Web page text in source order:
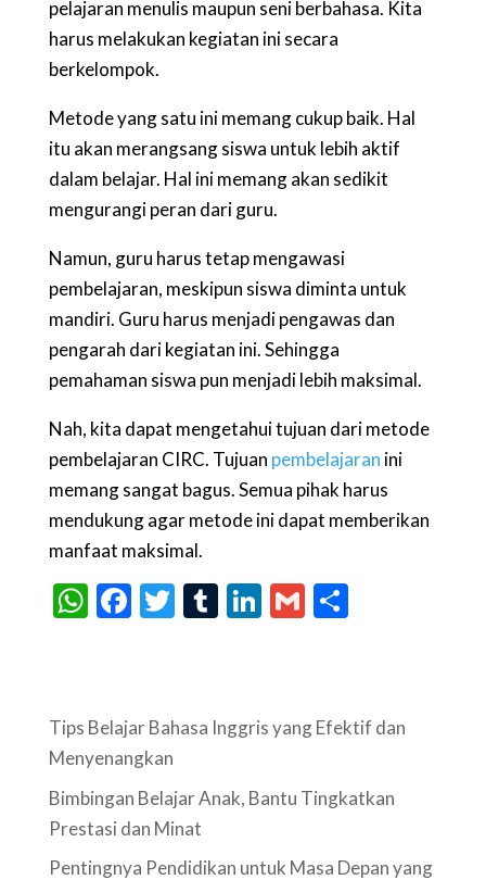
pelajaran menulis maupun seni berbahasa. Kita
harus melakukan kegiatan ini secara
berkelompok.
Metode yang satu ini memang cukup baik. Hal
itu akan merangsang siswa untuk lebih aktif
dalam belajar. Hal ini memang akan sedikit
mengurangi peran dari guru.
Namun, guru harus tetap mengawasi
pembelajaran, meskipun siswa diminta untuk
mandiri. Guru harus menjadi pengawas dan
pengarah dari kegiatan ini. Sehingga
pemahaman siswa pun menjadi lebih maksimal.
Nah, kita dapat mengetahui tujuan dari metode
pembelajaran CIRC. Tujuan pembelajaran ini
memang sangat bagus. Semua pihak harus
mendukung agar metode ini dapat memberikan
manfaat maksimal.
W
A
p
p
F
o
o
k
T T
r
Li
n
G S
Tips Belajar Bahasa Inggris yang Efektif dan
Menyenangkan
Bimbingan Belajar Anak, Bantu Tingkatkan
Prestasi dan Minat
Pentingnya Pendidikan untuk Masa Depan yang